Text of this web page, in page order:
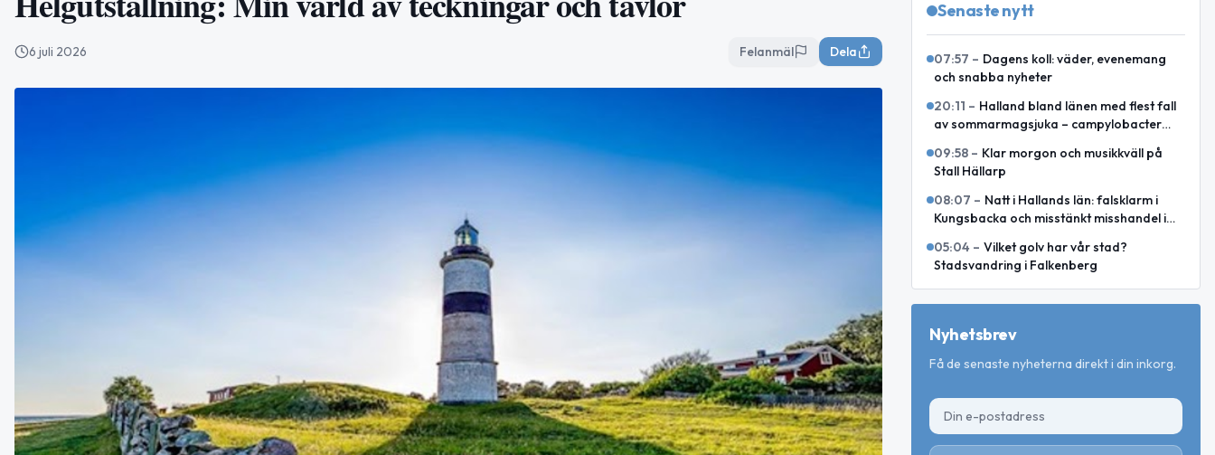
6 juli 2026 Felanmäl Dela
Senaste nytt
07:57 – Dagens koll: väder, evenemang
och snabba nyheter
20:11 – Halland bland länen med flest fall
av sommarmagsjuka – campylobacter
09:58 – Klar morgon och musikkväll på
Stall Hällarp
08:07 – Natt i Hallands län: falsklarm i
Kungsbacka och misstänkt misshandel i
05:04 – Vilket golv har vår stad?
Stadsvandring i Falkenberg
Nyhetsbrev
Få de senaste nyheterna direkt i din inkorg.